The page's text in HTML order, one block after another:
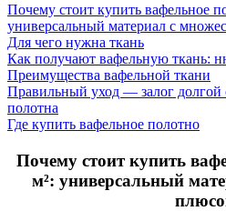
Почему стоит купить вафельное
универсальный материал с
Для чего нужна ткань
Как получают вафельную ткань:
Преимущества вафельной ткани
Правильный уход — залог долгой
полотна
Где купить вафельное полотно
Почему стоит купить
м²: универсальный